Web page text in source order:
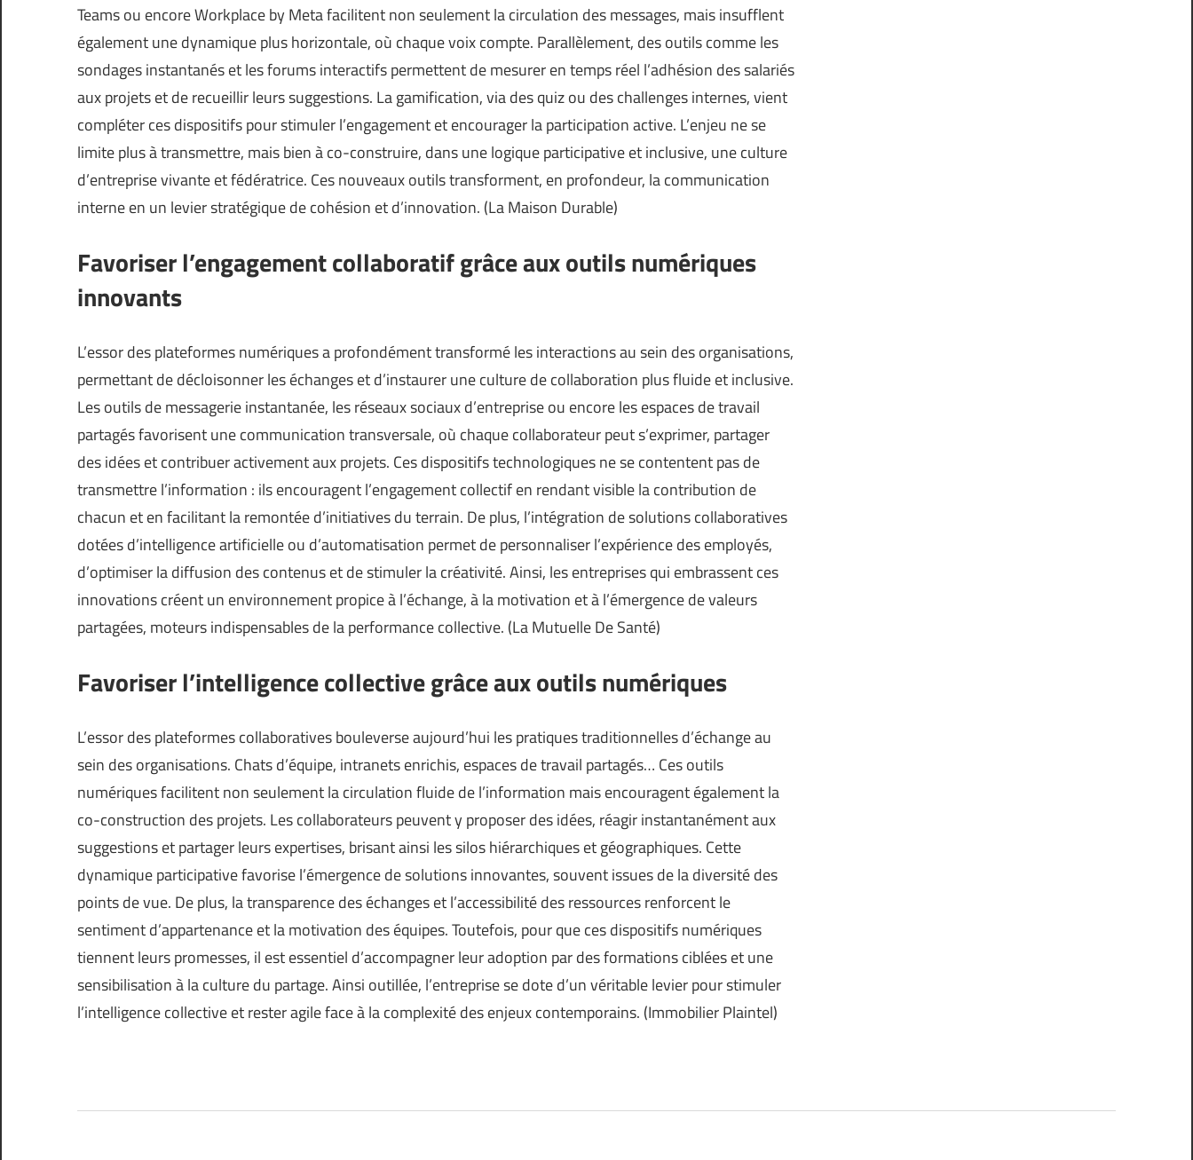
Teams ou encore Workplace by Meta facilitent non seulement la circulation des messages, mais insufflent
également une dynamique plus horizontale, où chaque voix compte. Parallèlement, des outils comme les
sondages instantanés et les forums interactifs permettent de mesurer en temps réel l’adhésion des salariés
aux projets et de recueillir leurs suggestions. La gamification, via des quiz ou des challenges internes, vient
compléter ces dispositifs pour stimuler l’engagement et encourager la participation active. L’enjeu ne se
limite plus à transmettre, mais bien à co-construire, dans une logique participative et inclusive, une culture
d’entreprise vivante et fédératrice. Ces nouveaux outils transforment, en profondeur, la communication
interne en un levier stratégique de cohésion et d’innovation. (La Maison Durable)
Favoriser l’engagement collaboratif grâce aux outils numériques
innovants
L’essor des plateformes numériques a profondément transformé les interactions au sein des organisations,
permettant de décloisonner les échanges et d’instaurer une culture de collaboration plus fluide et inclusive.
Les outils de messagerie instantanée, les réseaux sociaux d’entreprise ou encore les espaces de travail
partagés favorisent une communication transversale, où chaque collaborateur peut s’exprimer, partager
des idées et contribuer activement aux projets. Ces dispositifs technologiques ne se contentent pas de
transmettre l’information : ils encouragent l’engagement collectif en rendant visible la contribution de
chacun et en facilitant la remontée d’initiatives du terrain. De plus, l’intégration de solutions collaboratives
dotées d’intelligence artificielle ou d’automatisation permet de personnaliser l’expérience des employés,
d’optimiser la diffusion des contenus et de stimuler la créativité. Ainsi, les entreprises qui embrassent ces
innovations créent un environnement propice à l’échange, à la motivation et à l’émergence de valeurs
partagées, moteurs indispensables de la performance collective. (La Mutuelle De Santé)
Favoriser l’intelligence collective grâce aux outils numériques
L’essor des plateformes collaboratives bouleverse aujourd’hui les pratiques traditionnelles d’échange au
sein des organisations. Chats d’équipe, intranets enrichis, espaces de travail partagés… Ces outils
numériques facilitent non seulement la circulation fluide de l’information mais encouragent également la
co-construction des projets. Les collaborateurs peuvent y proposer des idées, réagir instantanément aux
suggestions et partager leurs expertises, brisant ainsi les silos hiérarchiques et géographiques. Cette
dynamique participative favorise l’émergence de solutions innovantes, souvent issues de la diversité des
points de vue. De plus, la transparence des échanges et l’accessibilité des ressources renforcent le
sentiment d’appartenance et la motivation des équipes. Toutefois, pour que ces dispositifs numériques
tiennent leurs promesses, il est essentiel d’accompagner leur adoption par des formations ciblées et une
sensibilisation à la culture du partage. Ainsi outillée, l’entreprise se dote d’un véritable levier pour stimuler
l’intelligence collective et rester agile face à la complexité des enjeux contemporains. (Immobilier Plaintel)